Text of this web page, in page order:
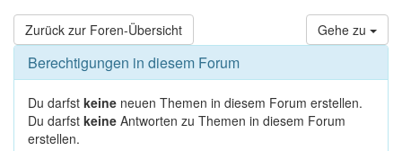
Zurück zur Foren-Übersicht Gehe zu
Berechtigungen in diesem Forum
Du darfst keine neuen Themen in diesem Forum erstellen.
Du darfst keine Antworten zu Themen in diesem Forum
erstellen.